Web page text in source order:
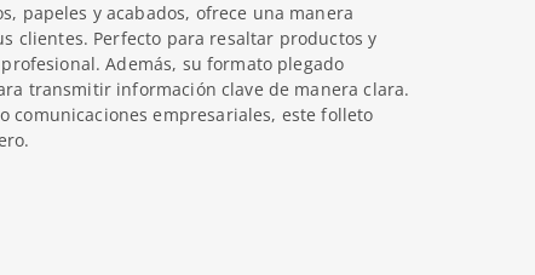
papeles y acabados, ofrece una manera
clientes. Perfecto para resaltar productos y
Además, su formato plegado
transmitir información clave de manera clara.
comunicaciones empresariales, este folleto